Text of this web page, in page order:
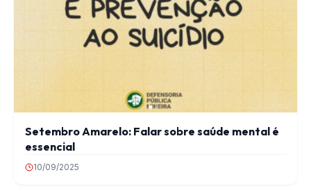
Setembro Amarelo: Falar sobre saúde mental é
essencial
10/09/2025